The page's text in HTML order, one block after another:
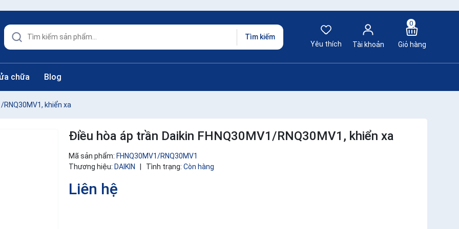
Tìm kiếm
Yêu thích
Tài khoản
0
Giỏ hàng
chữa Blog
khiển xa
Điều hòa áp trần Daikin FHNQ30MV1/RNQ30MV1, khiển xa
Mã sản phẩm: FHNQ30MV1/RNQ30MV1
Thương hiệu: DAIKIN Tình trạng: Còn hàng
Liên hệ